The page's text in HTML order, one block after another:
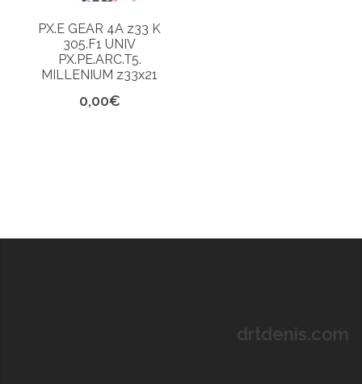
PX.E GEAR 4A z33 K
305.F1 UNIV
PX.PE.ARC.T5.
MILLENIUM z33x21
0,00€
drtdenis.com